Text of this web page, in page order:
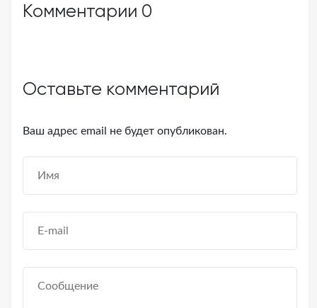
Комментарии 0
Оставьте комментарий
Ваш адрес email не будет опубликован.